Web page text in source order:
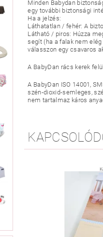
Minden Babydan
egy további biztonsági
Ha a jelzés:
Láthatatlan / fehér: A
Látható / piros: Húzza
segít (ha a falak nem
válasszon egy csavaros
A BabyDan rács kerek
A BabyDan ISO 14001,
szén-dioxid-semleges,
nem tartalmaz káros